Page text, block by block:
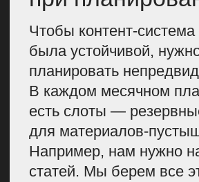
плана.
Как эффективно найти эксперта:
Ведем реестр по темам.Для